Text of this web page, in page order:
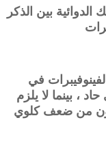
بين الذكر
في
، بينما لا يلزم
من ضعف كلوي